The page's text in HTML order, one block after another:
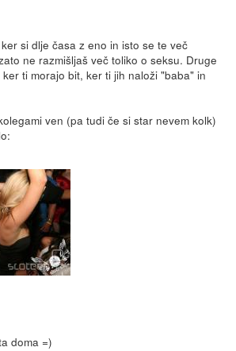
si dlje časa z eno in isto se te več
ne razmišljaš več toliko o seksu. Druge
ti morajo bit, ker ti jih naloži "baba" in
ven (pa tudi če si star nevem kolk)
doma =)